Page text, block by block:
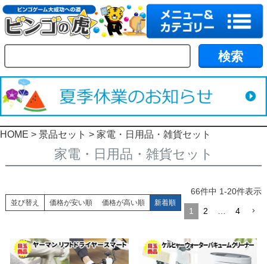
HOME 景品セット 家電・日用品・雑貨セット
家電・日用品・雑貨セット
並び替え 価格が安い順 価格が高い順 新着順
66件中 1-20件表示
1 2 4